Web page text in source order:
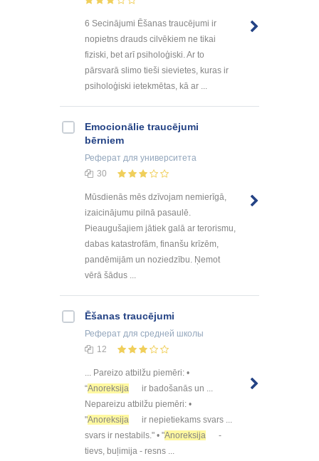
6 Secinājumi Ēšanas traucējumi ir
nopietns drauds cilvēkiem ne tikai
fiziski, bet arī psiholoģiski. Ar to
pārsvarā slimo tieši sievietes, kuras ir
psiholoģiski ietekmētas, kā ar ...
Emocionālie traucējumi
bērniem
Реферат для университета
30
Mūsdienās mēs dzīvojam nemierīgā,
izaicinājumu pilnā pasaulē.
Pieaugušajiem jātiek galā ar terorismu,
dabas katastrofām, finanšu krīzēm,
pandēmijām un noziedzību. Ņemot
vērā šādus ...
Ēšanas traucējumi
Реферат для средней школы
12
... Pareizo atbilžu piemēri: •
“Anoreksija
ir badošanās un ...
Nepareizu atbilžu piemēri: •
"Anoreksija
ir nepietiekams svars ...
svars ir nestabils." • "Anoreksija
-
tievs, buļimija - resns ...